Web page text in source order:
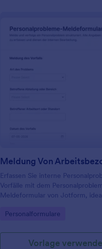
Erfassen Sie interne
Vorfälle mit dem
Meldeformular von Jotform,
Betriebsrat zur Priorisierung,
Go to Category:
Personalformulare
Vorlage